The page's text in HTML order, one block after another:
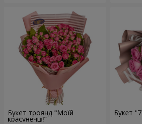
Букет троянд "Моїй
красунечці!"
Букет